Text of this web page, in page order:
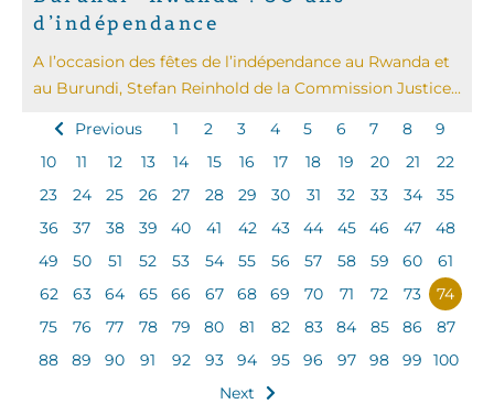
d’indépendance
A l’occasion des fêtes de l’indépendance au Rwanda et
au Burundi, Stefan Reinhold de la Commission Justice...
Previous 1 2 3 4 5 6 7 8
9
10
11 12 13 14 15 16 17 18 19 20 21
22
23
24 25 26 27 28 29 30 31 32 33 34
35
36
37 38 39 40 41 42 43 44 45 46 47
48
49
50 51 52 53 54 55 56 57 58 59 60
61
62
63 64 65 66 67 68 69 70 71 72 73
74
75
76 77 78 79 80 81 82 83 84 85 86
87
88
89 90 91 92 93 94 95 96 97 98 99
100
Next